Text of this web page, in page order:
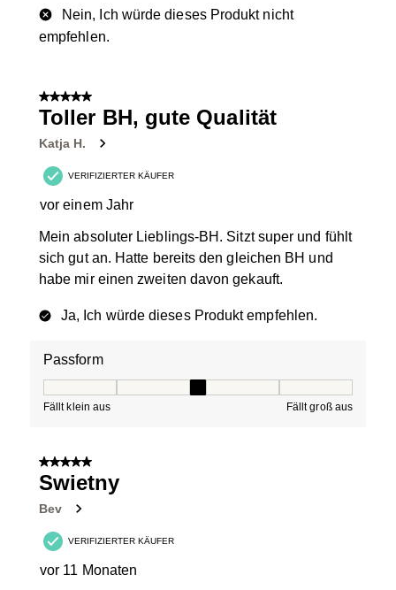
Nein, Ich würde dieses Produkt nicht
empfehlen.
5 von 5 Sternen.
Toller BH, gute Qualität
Katja H.
VERIFIZIERTER KÄUFER
vor einem Jahr
Mein absoluter Lieblings-BH. Sitzt super und fühlt
sich gut an. Hatte bereits den gleichen BH und
habe mir einen zweiten davon gekauft.
Ja, Ich würde dieses Produkt empfehlen.
Passform
Fällt klein aus Fällt groß aus
5 von 5 Sternen.
Swietny
Bev
VERIFIZIERTER KÄUFER
vor 11 Monaten